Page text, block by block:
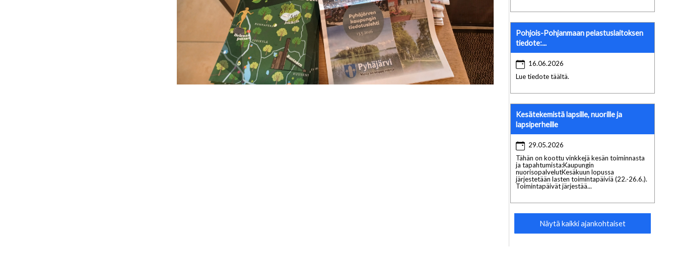
Pohjois-Pohjanmaan pelastuslaitoksen
tiedote:...
16.06.2026
Lue tiedote täältä.
Kesätekemistä lapsille, nuorille ja
lapsiperheille
29.05.2026
Tähän on koottu vinkkejä kesän toiminnasta
ja tapahtumista:Kaupungin
nuorisopalvelutKesäkuun lopussa
järjestetään lasten toimintapäiviä (22.-26.6.).
Toimintapäivät järjestää...
Näytä kaikki ajankohtaiset